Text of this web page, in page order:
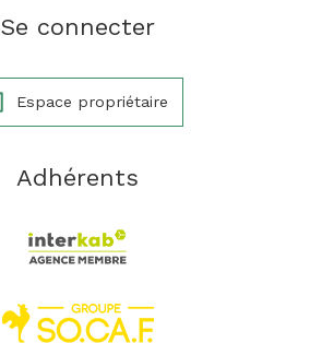
Adhérents
Se connecter
Espace propriétaire